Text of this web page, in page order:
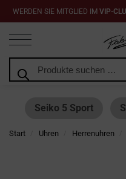
WERDEN SIE MITGLIED IM VIP-
Seiko 5 Sport
Start Uhren Herrenuhren